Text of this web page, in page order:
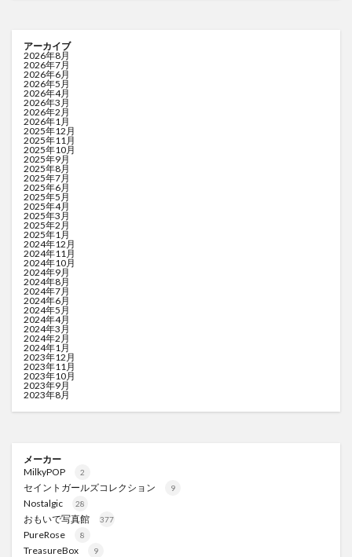
アーカイブ
2026年8月
2026年7月
2026年6月
2026年5月
2026年4月
2026年3月
2026年2月
2026年1月
2025年12月
2025年11月
2025年10月
2025年9月
2025年8月
2025年7月
2025年6月
2025年5月
2025年4月
2025年3月
2025年2月
2025年1月
2024年12月
2024年11月
2024年10月
2024年9月
2024年8月
2024年7月
2024年6月
2024年5月
2024年4月
2024年3月
2024年2月
2024年1月
2023年12月
2023年11月
2023年10月
2023年9月
2023年8月
メーカー
MilkyPOP
2
セイントガールズコレクション 9
Nostalgic 28
おもいで写真館 377
PureRose 8
TreasureBox 9